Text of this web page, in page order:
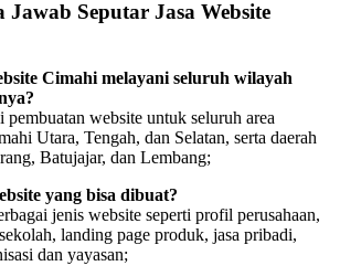
Jawab Seputar Jasa Website
Cimahi melayani seluruh wilayah
website untuk seluruh area
Utara, Tengah, dan Selatan, serta daerah
Batujajar, dan Lembang;
yang bisa dibuat?
jenis website seperti profil perusahaan,
landing page produk, jasa pribadi,
dan yayasan;